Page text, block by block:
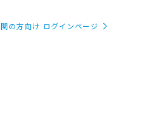
の方向け ログインページ